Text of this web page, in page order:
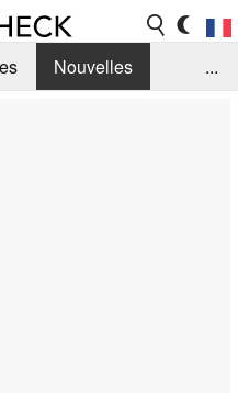
Nouvelles
...